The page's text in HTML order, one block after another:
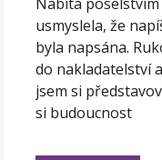
usmyslela, že
byla napsána.
do nakladatelství
jsem si
si budoucnost